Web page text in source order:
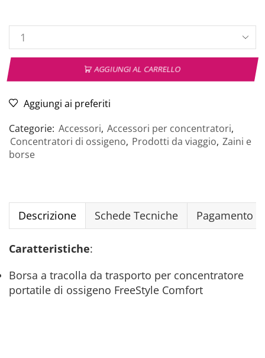
AGGIUNGI AL CARRELLO
Aggiungi ai preferiti
Categorie: Accessori, Accessori per concentratori,
Concentratori di ossigeno, Prodotti da viaggio, Zaini e
borse
Descrizione Schede Tecniche Pagamento
Caratteristiche:
Borsa a tracolla da trasporto per concentratore
portatile di ossigeno FreeStyle Comfort